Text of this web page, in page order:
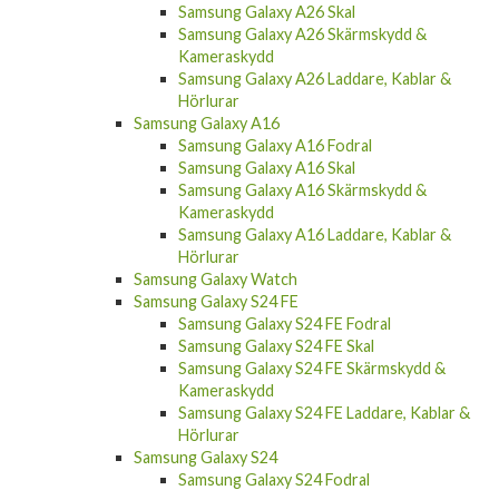
Samsung Galaxy A26 Skal
Samsung Galaxy A26 Skärmskydd &
Kameraskydd
Samsung Galaxy A26 Laddare, Kablar &
Hörlurar
Samsung Galaxy A16
Samsung Galaxy A16 Fodral
Samsung Galaxy A16 Skal
Samsung Galaxy A16 Skärmskydd &
Kameraskydd
Samsung Galaxy A16 Laddare, Kablar &
Hörlurar
Samsung Galaxy Watch
Samsung Galaxy S24 FE
Samsung Galaxy S24 FE Fodral
Samsung Galaxy S24 FE Skal
Samsung Galaxy S24 FE Skärmskydd &
Kameraskydd
Samsung Galaxy S24 FE Laddare, Kablar &
Hörlurar
Samsung Galaxy S24
Samsung Galaxy S24 Fodral